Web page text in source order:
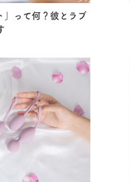
」って何？彼とラブ